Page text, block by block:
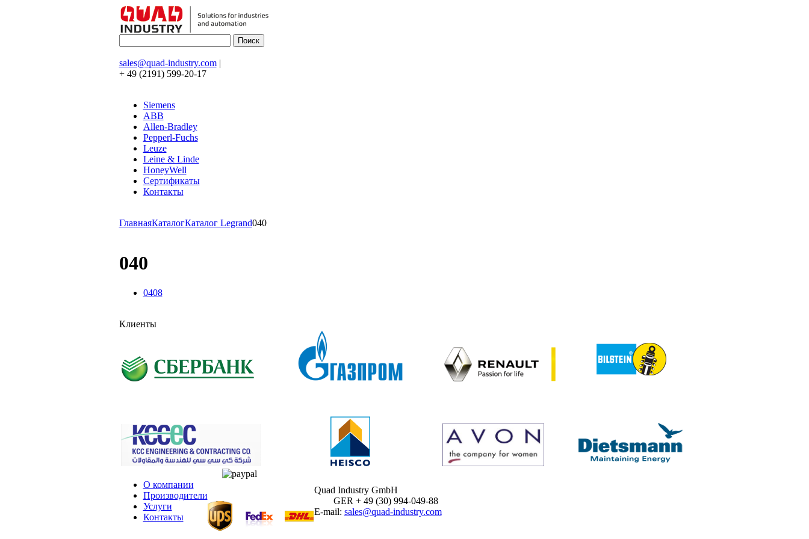
sales@quad-industry.com|
+ 49 (2191) 599-20-17
Siemens
ABB
Allen-Bradley
Pepperl-Fuchs
Leuze
Leine & Linde
HoneyWell
Сертификаты
Контакты
ГлавнаяКаталогКаталог Legrand040
040
0408
Клиенты
О компании
Производители
Услуги
Контакты
Quad Industry GmbH
GER + 49 (30) 994-049-88
E-mail: sales@quad-industry.com